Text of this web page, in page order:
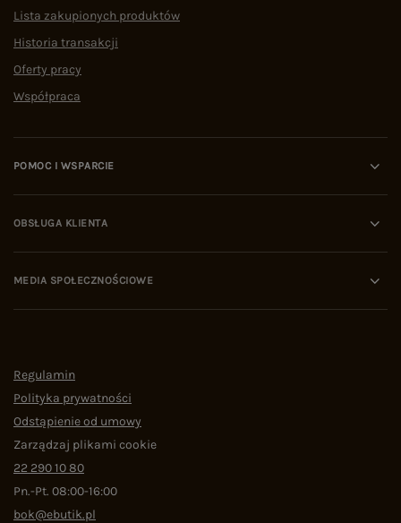
Lista zakupionych produktów
Historia transakcji
Oferty pracy
Współpraca
POMOC I WSPARCIE
OBSŁUGA KLIENTA
MEDIA SPOŁECZNOŚCIOWE
Regulamin
Polityka prywatności
Odstąpienie od umowy
Zarządzaj plikami cookie
22 290 10 80
Pn.-Pt. 08:00-16:00
bok@ebutik.pl